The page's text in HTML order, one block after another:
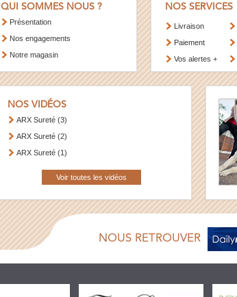
QUI SOMMES NOUS ?
Présentation
Nos engagements
Notre magasin
NOS SERVICES
Livraison
Paiement
Vos alertes +
NOS VIDÉOS
ARX Sureté (3)
ARX Sureté (2)
ARX Sureté (1)
Voir toutes les vidéos
NOUS RETROUVER